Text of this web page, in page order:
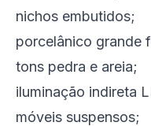
nichos embutidos;
porcelânico grande
tons pedra e areia;
iluminação indireta
móveis suspensos;